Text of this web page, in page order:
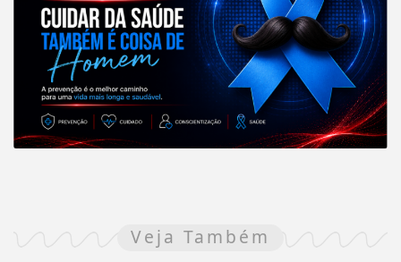
Veja Também